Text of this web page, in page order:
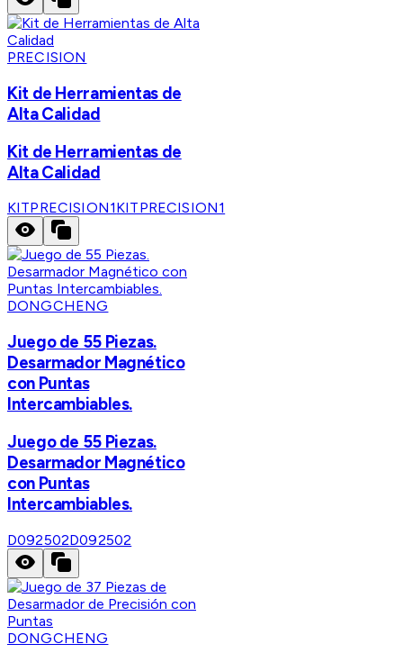
PRECISION
Kit de Herramientas de
Alta Calidad
Kit de Herramientas de
Alta Calidad
KITPRECISION1KITPRECISION1
DONGCHENG
Juego de 55 Piezas.
Desarmador Magnético
con Puntas
Intercambiables.
Juego de 55 Piezas.
Desarmador Magnético
con Puntas
Intercambiables.
D092502D092502
DONGCHENG